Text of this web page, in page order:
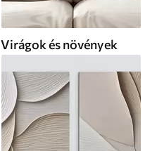
Virágok és növények